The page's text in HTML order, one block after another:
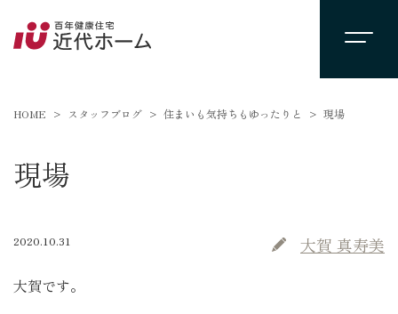
HOME スタッフブログ 住まいも気持ちもゆったりと 現場
現場
2020.10.31 大賀 真寿美
大賀です。